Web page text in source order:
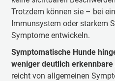
Trotzdem können sie – bei
Immunsystem oder starkem
Symptome entwickeln.
Symptomatische Hunde
weniger deutlich erkennbare
reicht von allgemeinen